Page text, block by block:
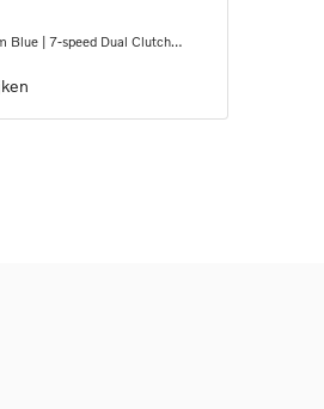
Blue | 7-speed Dual Clutch